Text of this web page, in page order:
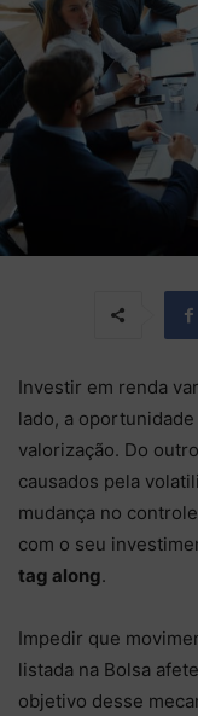
Investir em renda
lado, a
valorização. Do
causados pela
mudança no
com o seu
tag along.
Impedir que
listada na Bolsa
objetivo desse